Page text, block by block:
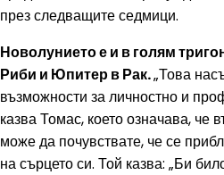
през следващите седмици.
Новолунието е и в голям
Риби и Юпитер в Рак.„Това
възможности за личностно и
казва Томас, което означава, че
може да почувствате, че се
на сърцето си. Той казва: „Би